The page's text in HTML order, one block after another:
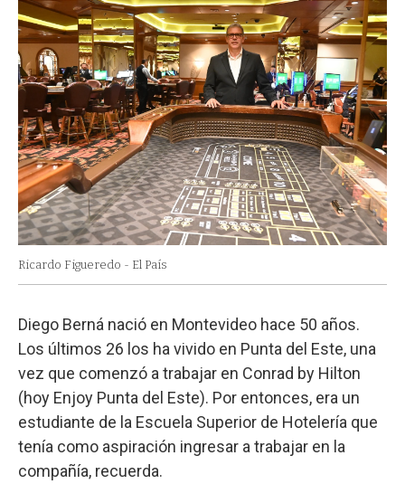
Ricardo Figueredo - El País
Diego Berná nació en Montevideo hace 50 años.
Los últimos 26 los ha vivido en Punta del Este, una
vez que comenzó a trabajar en Conrad by Hilton
(hoy Enjoy Punta del Este). Por entonces, era un
estudiante de la Escuela Superior de Hotelería que
tenía como aspiración ingresar a trabajar en la
compañía, recuerda.